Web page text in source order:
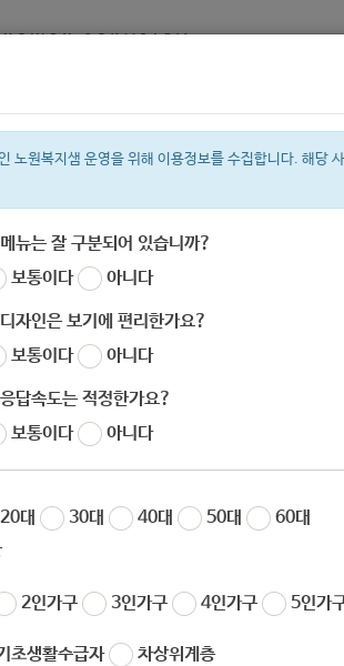
복지서비스 신청 복지
이용시설 ìº 성민복지관
노원복지샘 운영을 위해 이용정보를 수집합니다. 해당
뉴는 잘 구분되어 있습니까?
보통이다 아니다
자인은 보기에 편리한가요?
보통이다 아니다
답속도는 적정한가요?
보통이다 아니다
대 30대 40대 50대
60대
2인가구 3인가구 4인가구 5인가
초생활수급자 차상위계층
동 지원]